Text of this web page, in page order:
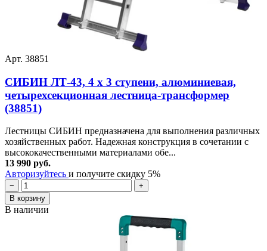
Арт. 38851
СИБИН ЛТ-43, 4 x 3 ступени, алюминиевая,
четырехсекционная лестница-трансформер
(38851)
Лестницы СИБИН предназначена для выполнения различных
хозяйственных работ. Надежная конструкция в сочетании с
высококачественными материалами обе...
13 990 руб.
Авторизуйтесь и получите скидку 5%
−
+
В корзину
В наличии